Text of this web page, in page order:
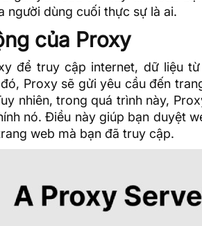
người dùng cuối thực sự là ai.
của Proxy
để truy cập internet, dữ liệu
Proxy sẽ gửi yêu cầu đến
nhiên, trong quá trình này,
nó. Điều này giúp bạn duyệt
web mà bạn đã truy cập.